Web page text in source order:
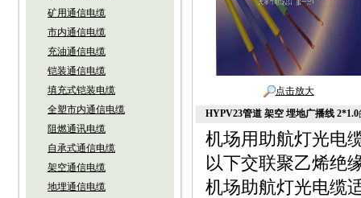
矿用通信电缆
市内通信电缆
充油通信电缆
铠装通信电缆
填充式铠装电缆
全塑市内通信电缆
阻燃通讯电缆
自承式通信电缆
架空通信电缆
地埋通信电缆
点击放大
HYPV23管道 架空 埋地广播线 2*1.0
机场用助航灯光电
以下交联聚乙烯绝
机场助航灯光电缆